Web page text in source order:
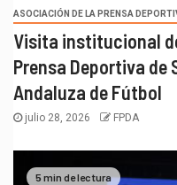
ASOCIACIÓN DE LA PRENSA
Visita institucional
Prensa Deportiva de
Andaluza de Fútbol
julio 28, 2026 FPDA
5 min de lectura